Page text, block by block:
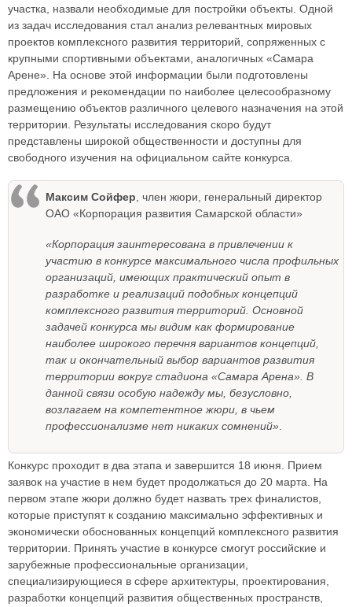
участка, назвали необходимые для постройки объекты. Одной
из задач исследования стал анализ релевантных мировых
проектов комплексного развития территорий, сопряженных с
крупными спортивными объектами, аналогичных «Самара
Арене». На основе этой информации были подготовлены
предложения и рекомендации по наиболее целесообразному
размещению объектов различного целевого назначения на этой
территории. Результаты исследования скоро будут
представлены широкой общественности и доступны для
свободного изучения на официальном сайте конкурса.
Максим Сойфер, член жюри, генеральный директор
ОАО «Корпорация развития Самарской области»
«Корпорация заинтересована в привлечении к
участию в конкурсе максимального числа профильных
организаций, имеющих практический опыт в
разработке и реализаций подобных концепций
комплексного развития территорий. Основной
задачей конкурса мы видим как формирование
наиболее широкого перечня вариантов концепций,
так и окончательный выбор вариантов развития
территории вокруг стадиона «Самара Арена». В
данной связи особую надежду мы, безусловно,
возлагаем на компетентное жюри, в чьем
профессионализме нет никаких сомнений».
Конкурс проходит в два этапа и завершится 18 июня. Прием
заявок на участие в нем будет продолжаться до 20 марта. На
первом этапе жюри должно будет назвать трех финалистов,
которые приступят к созданию максимально эффективных и
экономически обоснованных концепций комплексного развития
территории. Принять участие в конкурсе смогут российские и
зарубежные профессиональные организации,
специализирующиеся в сфере архитектуры, проектирования,
разработки концепций развития общественных пространств,